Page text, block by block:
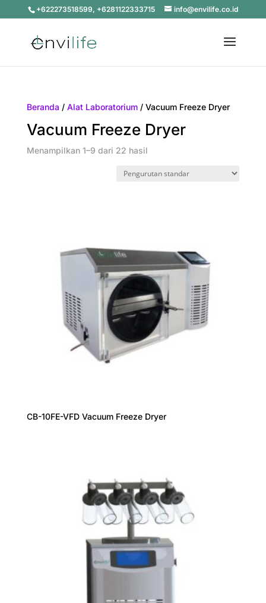
+622273518599, +6281122333715 info@envilife.co.id
Beranda / Alat Laboratorium/ Vacuum Freeze Dryer
Vacuum Freeze Dryer
Menampilkan 1–9 dari 22 hasil
CB-10FE-VFD Vacuum Freeze Dryer